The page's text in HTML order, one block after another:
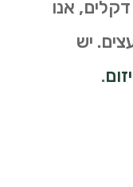
דקלים, אנו
יש
.